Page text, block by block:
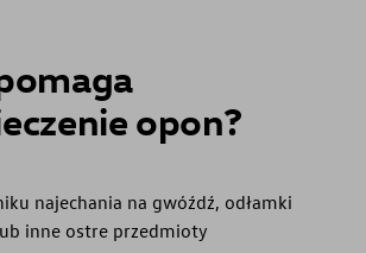
opon?
najechania na gwóźdź, odłamki
inne ostre przedmioty